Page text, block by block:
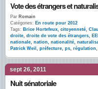
Vote des étrangers et
Par Romain
Catégories: En route pour 2012
Tags: Brice Hortefeux, citoyenneté,
droite, droite de vote des étrangers,
nationale, nation, nationalité,
Patrick Weil , préfecture, ps, régulation,
sept 26, 2011
Nuit sénatoriale